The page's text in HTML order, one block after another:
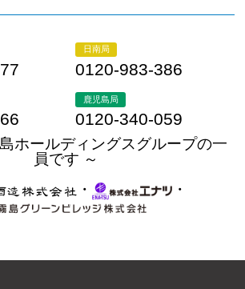
日南局
0120-983-386
鹿児島局
0120-340-059
ホールディングスグループの一
員です ～
・
・